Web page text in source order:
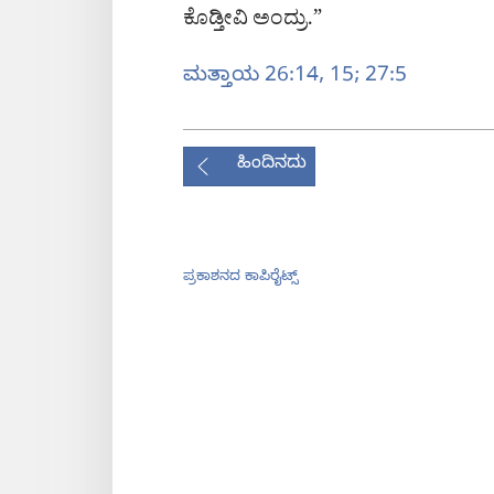
ಕೊಡ್ತೀವಿ ಅಂದ್ರು.”
ಮತ್ತಾಯ 26:​14, 15; 27:5
ಹಿಂದಿನದು
ಪ್ರಕಾಶನದ ಕಾಪಿರೈಟ್ಸ್‌